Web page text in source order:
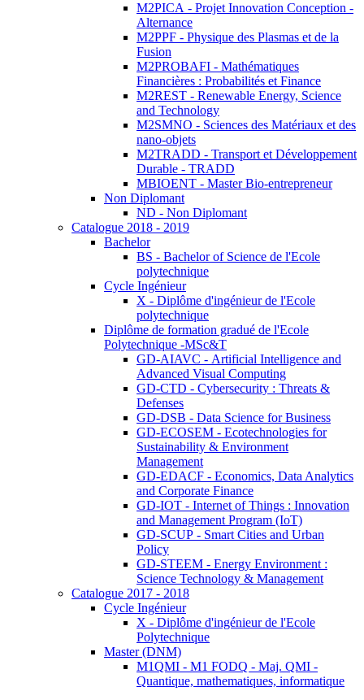
M2PICA - Projet Innovation Conception -
Alternance
M2PPF - Physique des Plasmas et de la
Fusion
M2PROBAFI - Mathématiques
Financières : Probabilités et Finance
M2REST - Renewable Energy, Science
and Technology
M2SMNO - Sciences des Matériaux et des
nano-objets
M2TRADD - Transport et Développement
Durable - TRADD
MBIOENT - Master Bio-entrepreneur
Non Diplomant
ND - Non Diplomant
Catalogue 2018 - 2019
Bachelor
BS - Bachelor of Science de l'Ecole
polytechnique
Cycle Ingénieur
X - Diplôme d'ingénieur de l'Ecole
polytechnique
Diplôme de formation gradué de l'Ecole
Polytechnique -MSc&T
GD-AIAVC - Artificial Intelligence and
Advanced Visual Computing
GD-CTD - Cybersecurity : Threats &
Defenses
GD-DSB - Data Science for Business
GD-ECOSEM - Ecotechnologies for
Sustainability & Environment
Management
GD-EDACF - Economics, Data Analytics
and Corporate Finance
GD-IOT - Internet of Things : Innovation
and Management Program (IoT)
GD-SCUP - Smart Cities and Urban
Policy
GD-STEEM - Energy Environment :
Science Technology & Management
Catalogue 2017 - 2018
Cycle Ingénieur
X - Diplôme d'ingénieur de l'Ecole
Polytechnique
Master (DNM)
M1QMI - M1 FODQ - Maj. QMI -
Quantique, mathematiques, informatique